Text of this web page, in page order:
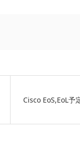
Cisco EoS,EoL予